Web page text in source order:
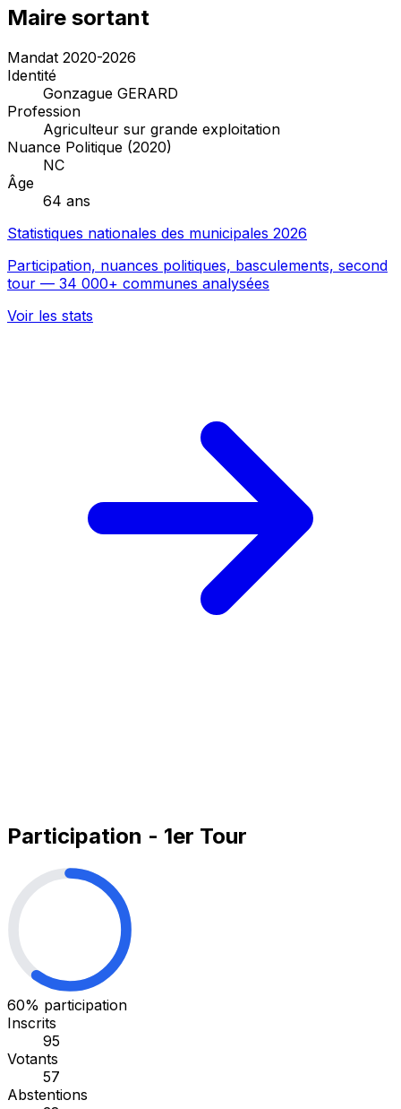
Maire sortant
Mandat 2020-2026
Identité
Gonzague GERARD
Profession
Agriculteur sur grande exploitation
Nuance Politique (2020)
NC
Âge
64 ans
Statistiques nationales des municipales 2026
Participation, nuances politiques, basculements, second
tour — 34 000+ communes analysées
Voir les stats
Participation - 1er Tour
60% participation
Inscrits
95
Votants
57
Abstentions